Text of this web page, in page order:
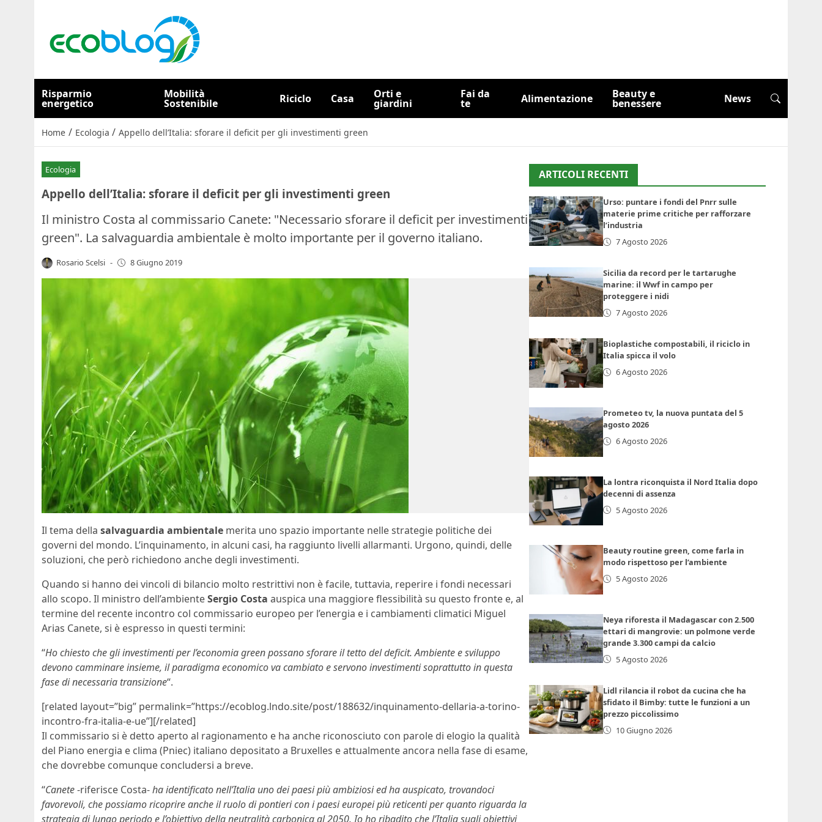
Risparmio
energetico
Mobilità
Sostenibile Riciclo Casa Orti e
giardini
Fai da
te Alimentazione Beauty e
benessere News
Home / Ecologia / Appello dell’Italia: sforare il deficit per gli investimenti green
Ecologia
Appello dell’Italia: sforare il deficit per gli investimenti green
Il ministro Costa al commissario Canete: "Necessario sforare il deficit per investimenti
green". La salvaguardia ambientale è molto importante per il governo italiano.
Rosario Scelsi - 8 Giugno 2019
Il tema della salvaguardia ambientale merita uno spazio importante nelle strategie politiche dei
governi del mondo. L’inquinamento, in alcuni casi, ha raggiunto livelli allarmanti. Urgono, quindi, delle
soluzioni, che però richiedono anche degli investimenti.
Quando si hanno dei vincoli di bilancio molto restrittivi non è facile, tuttavia, reperire i fondi necessari
allo scopo. Il ministro dell’ambienteSergio Costa auspica una maggiore flessibilità su questo fronte e, al
termine del recente incontro col commissario europeo per l’energia e i cambiamenti climatici Miguel
Arias Canete, si è espresso in questi termini:
“Ho chiesto che gli investimenti per l’economia green possano sforare il tetto del deficit. Ambiente e sviluppo
devono camminare insieme, il paradigma economico va cambiato e servono investimenti soprattutto in questa
fase di necessaria transizione“.
[related layout=”big” permalink=”https://ecoblog.lndo.site/post/188632/inquinamento-dellaria-a-torino-
incontro-fra-italia-e-ue”][/related]
Il commissario si è detto aperto al ragionamento e ha anche riconosciuto con parole di elogio la qualità
del Piano energia e clima (Pniec) italiano depositato a Bruxelles e attualmente ancora nella fase di esame,
che dovrebbe comunque concludersi a breve.
“Canete-riferisce Costa-ha identificato nell’Italia uno dei paesi più ambiziosi ed ha auspicato, trovandoci
favorevoli, che possiamo ricoprire anche il ruolo di pontieri con i paesi europei più reticenti per quanto riguarda la
strategia di lungo periodo e l’obiettivo della neutralità carbonica al 2050. Io ho ribadito che l’Italia sugli obiettivi
ARTICOLI RECENTI
Urso: puntare i fondi del Pnrr sulle
materie prime critiche per rafforzare
l’industria
7 Agosto 2026
Sicilia da record per le tartarughe
marine: il Wwf in campo per
proteggere i nidi
7 Agosto 2026
Bioplastiche compostabili, il riciclo in
Italia spicca il volo
6 Agosto 2026
Prometeo tv, la nuova puntata del 5
agosto 2026
6 Agosto 2026
La lontra riconquista il Nord Italia dopo
decenni di assenza
5 Agosto 2026
Beauty routine green, come farla in
modo rispettoso per l’ambiente
5 Agosto 2026
Neya riforesta il Madagascar con 2.500
ettari di mangrovie: un polmone verde
grande 3.300 campi da calcio
5 Agosto 2026
Lidl rilancia il robot da cucina che ha
sfidato il Bimby: tutte le funzioni a un
prezzo piccolissimo
10 Giugno 2026